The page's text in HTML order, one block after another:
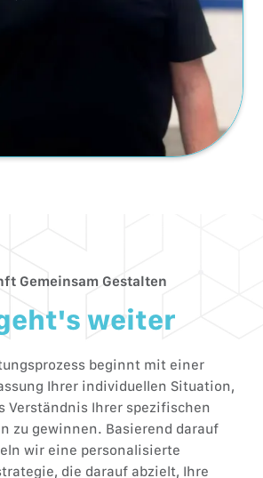
Gemeinsam Gestalten
weiter
beginnt mit einer
Ihrer individuellen Situation,
Verständnis Ihrer spezifischen
zu gewinnen. Basierend darauf
wir eine personalisierte
die darauf abzielt, Ihre